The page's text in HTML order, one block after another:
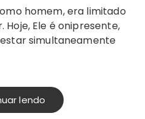
Hoje, Ele é onipresente,
simultaneamente
lendo